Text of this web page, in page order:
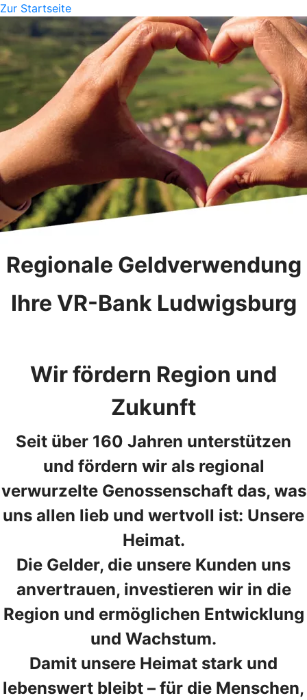
Zur Startseite
Regionale Geldverwendung
Ihre VR-Bank Ludwigsburg
Wir fördern Region und
Zukunft
Seit über 160 Jahren unterstützen
und fördern wir als regional
verwurzelte Genossenschaft das, was
uns allen lieb und wertvoll ist: Unsere
Heimat.
Die Gelder, die unsere Kunden uns
anvertrauen, investieren wir in die
Region und ermöglichen Entwicklung
und Wachstum.
Damit unsere Heimat stark und
lebenswert bleibt – für die Menschen,